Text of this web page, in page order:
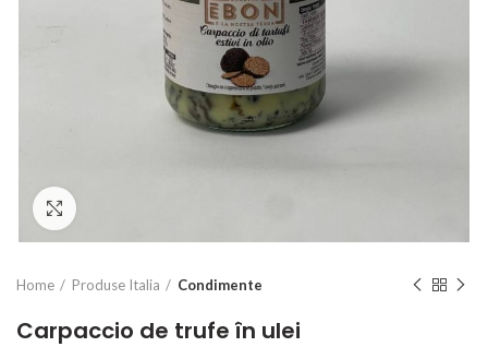
Home Produse Italia Condimente
Carpaccio de trufe în ulei